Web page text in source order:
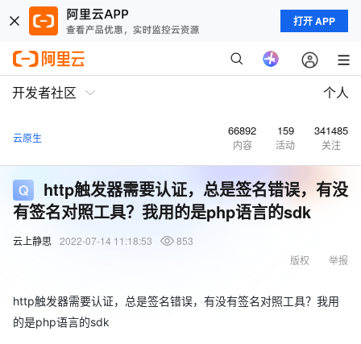
打开 APP
开发者社区 个人
云原生 66892
内容
159
活动
341485
关注
http触发器需要认证，总是签名错误，有没
有签名对照工具？我用的是php语言的sdk
云上静思 2022-07-14 11:18:53
853
举报
版权
http触发器需要认证，总是签名错误，有没有签名对照工具？我用
的是php语言的sdk